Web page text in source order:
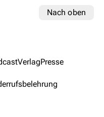
Nach oben
VerlagPresse